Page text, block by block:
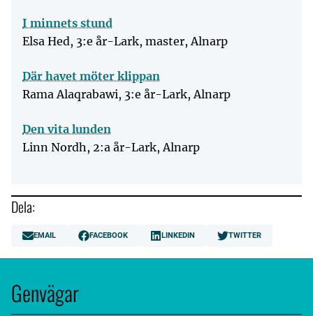
I minnets stund
Elsa Hed, 3:e år-Lark, master, Alnarp
Där havet möter klippan
Rama Alaqrabawi, 3:e år-Lark, Alnarp
Den vita lunden
Linn Nordh, 2:a år-Lark, Alnarp
Dela:
EMAIL FACEBOOK LINKEDIN TWITTER
Genvägar